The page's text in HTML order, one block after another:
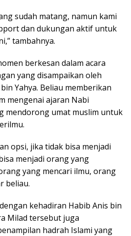
sudah matang, namun kami
dan dukungan aktif untuk
tambahnya.
berkesan dalam acara
yang disampaikan oleh
Yahya. Beliau memberikan
mengenai ajaran Nabi
mendorong umat muslim untuk
opsi, jika tidak bisa menjadi
menjadi orang yang
yang mencari ilmu, orang
beliau.
kehadiran Habib Anis bin
Milad tersebut juga
hadrah Islami yang